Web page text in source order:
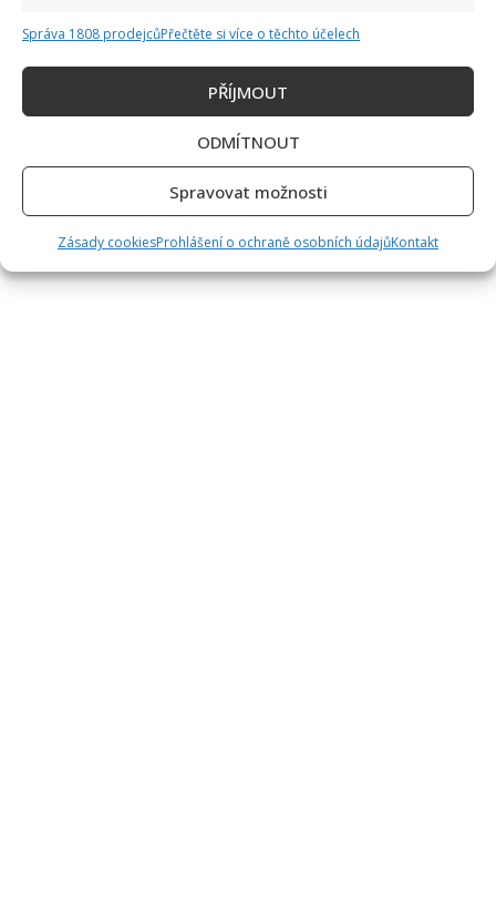
Správa 1808 prodejcůPřečtěte si více o těchto účelech
PŘÍJMOUT
ODMÍTNOUT
Spravovat možnosti
Zásady cookiesProhlášení o ochraně osobních údajůKontakt